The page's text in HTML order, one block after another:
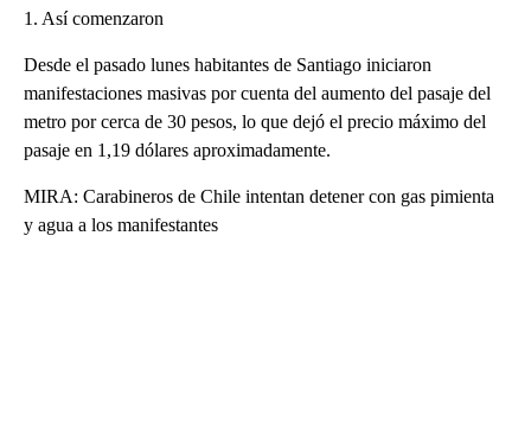
1. Así comenzaron
Desde el pasado lunes habitantes de Santiago iniciaron
manifestaciones masivas por cuenta del aumento del pasaje del
metro por cerca de 30 pesos, lo que dejó el precio máximo del
pasaje en 1,19 dólares aproximadamente.
MIRA: Carabineros de Chile intentan detener con gas pimienta
y agua a los manifestantes